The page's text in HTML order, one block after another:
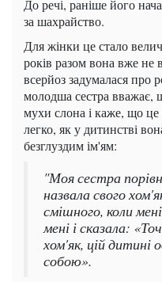
До речі, раніше його
за шахрайство.
Для жінки це стало
років разом вона вже не
всерйоз задумалася про
молодша сестра вважає,
мухи слона і каже, що
легко, як у дитинстві
безглуздим ім'ям:
"Моя сестра
назвала свого
смішного, коли
мені і сказала:
хом'як, цій дитині
собою».